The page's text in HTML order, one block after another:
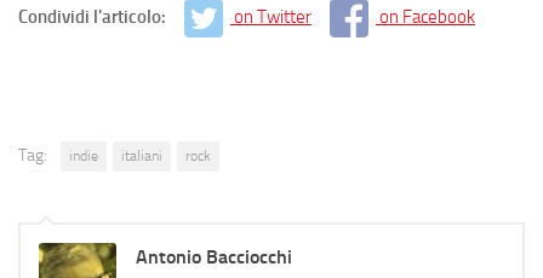
Condividi l'articolo: on Twitter on Facebook
Tag: indie italiani rock
Antonio Bacciocchi